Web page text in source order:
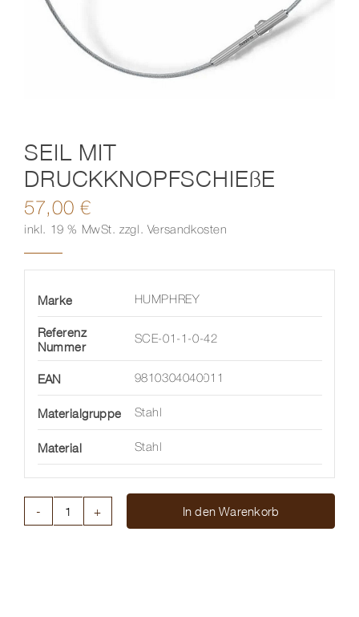
Kontakt
SEIL MIT
DRUCKKNOPFSCHIEßE
57,00 €
inkl. 19 % MwSt. zzgl. Versandkosten
Marke HUMPHREY
Referenz
Nummer
SCE-01-1-0-42
EAN 9810304040011
Materialgruppe Stahl
Material Stahl
In den Warenkorb